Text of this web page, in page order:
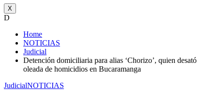
X
D
Home
NOTICIAS
Judicial
Detención domiciliaria para alias ‘Chorizo’, quien desató
oleada de homicidios en Bucaramanga
JudicialNOTICIAS